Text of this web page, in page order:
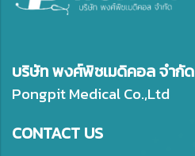
บริษัท พงศ์พิชเมดิคอล จำกัด
Pongpit Medical Co.,Ltd
CONTACT US